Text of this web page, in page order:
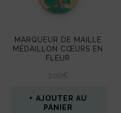
MARQUEUR DE MAILLE
MÉDAILLON CŒURS EN
FLEUR
3,00€
AJOUTER AU
PANIER